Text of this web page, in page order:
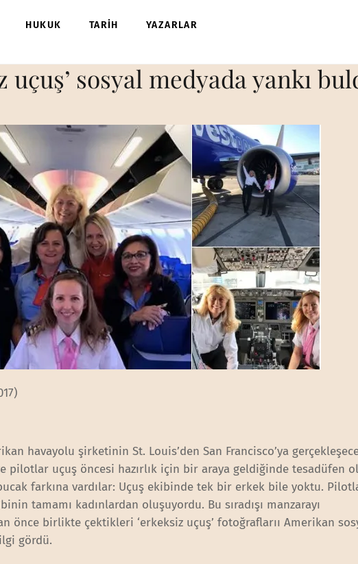
HUKUK TARİH YAZARLAR
uçuş’ sosyal medyada yankı
havayolu şirketinin St. Louis’den San Francisco’ya
pilotlar uçuş öncesi hazırlık için bir araya geldiğinde tesadüfen
farkına vardılar: Uçuş ekibinde tek bir erkek bile yoktu.
tamamı kadınlardan oluşuyordu. Bu sıradışı manzarayı
önce birlikte çektikleri ‘erkeksiz uçuş’ fotoğraflarıı Amerikan
gördü.